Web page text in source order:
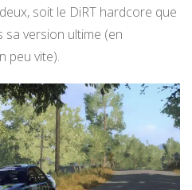
soit le DiRT hardcore que
version ultime (en
peu vite).